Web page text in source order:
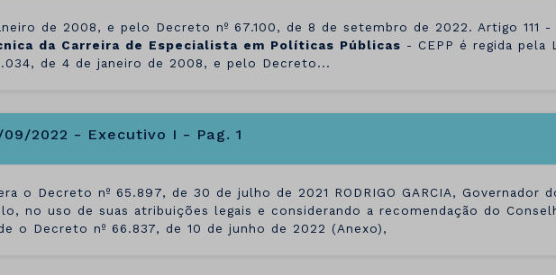
de 2008, e pelo Decreto nº 67.100, de 8 de setembro de 2022. Artigo 111 -
da Carreira de Especialista em Políticas Públicas - CEPP é regida pela
de 4 de janeiro de 2008, e pelo Decreto...
09/2022 - Executivo I - Pag. 1
o Decreto nº 65.897, de 30 de julho de 2021 RODRIGO GARCIA, Governador
no uso de suas atribuições legais e considerando a recomendação do
o Decreto nº 66.837, de 10 de junho de 2022 (Anexo),